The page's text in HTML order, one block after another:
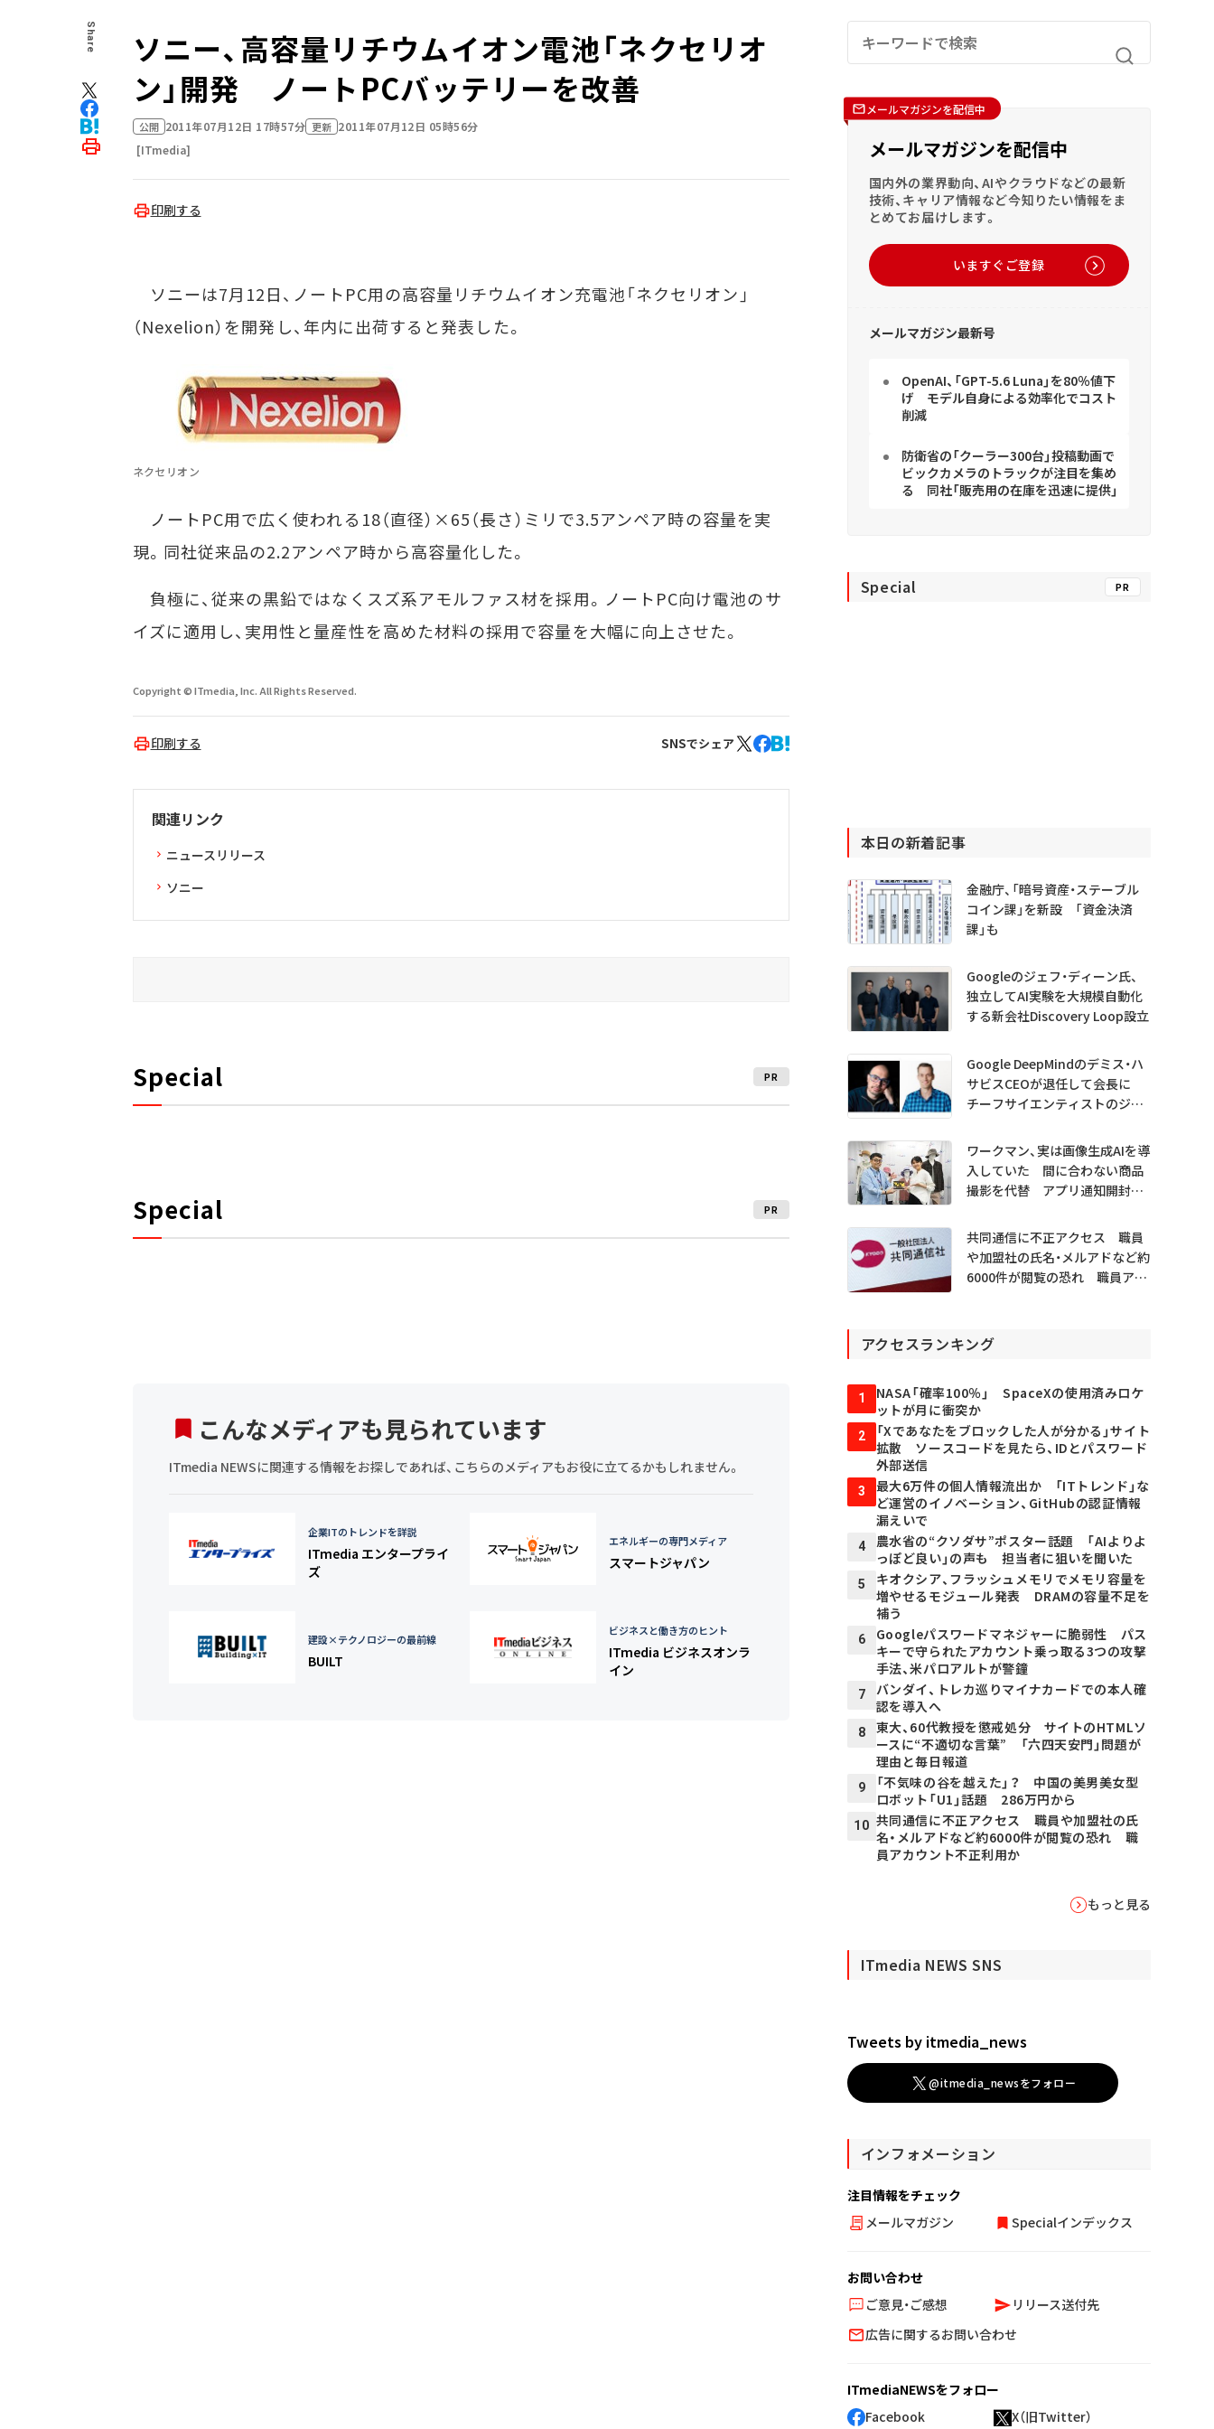
Share
ソニー、高容量リチウムイオン電池「ネクセリオ
ン」開発 ノートPCバッテリーを改善
公開 2011年07月12日 17時57分 更新 2011年07月12日 05時56分
[ITmedia]
印刷する
ソニーは7月12日、ノートPC用の高容量リチウムイオン充電池「ネクセリオン」
（Nexelion）を開発し、年内に出荷すると発表した。
ネクセリオン
ノートPC用で広く使われる18（直径）×65（長さ）ミリで3.5アンペア時の容量を実
現。同社従来品の2.2アンペア時から高容量化した。
負極に、従来の黒鉛ではなくスズ系アモルファス材を採用。ノートPC向け電池のサ
イズに適用し、実用性と量産性を高めた材料の採用で容量を大幅に向上させた。
Copyright © ITmedia, Inc. All Rights Reserved.
印刷する SNSでシェア
関連リンク
ニュースリリース
ソニー
Special PR
Special PR
こんなメディアも見られています
ITmedia NEWSに関連する情報をお探しであれば、こちらのメディアもお役に立てるかもしれません。
企業ITのトレンドを詳説
ITmedia エンタープライ
ズ
エネルギーの専門メディア
スマートジャパン
建設×テクノロジーの最前線
BUILT
ビジネスと働き方のヒント
ITmedia ビジネスオンラ
イン
メールマガジンを配信中
メールマガジンを配信中
国内外の業界動向、AIやクラウドなどの最新
技術、キャリア情報など今知りたい情報をま
とめてお届けします。
いますぐご登録
メールマガジン最新号
OpenAI、「GPT-5.6 Luna」を80％値下
げ モデル自身による効率化でコスト
削減
防衛省の「クーラー300台」投稿動画で
ビックカメラのトラックが注目を集め
る 同社「販売用の在庫を迅速に提供」
Special PR
本日の新着記事
金融庁、「暗号資産・ステーブル
コイン課」を新設 「資金決済
課」も
Googleのジェフ・ディーン氏、
独立してAI実験を大規模自動化
する新会社Discovery Loop設立
Google DeepMindのデミス・ハ
サビスCEOが退任して会長に
チーフサイエンティストのジェ
ワークマン、実は画像生成AIを導
入していた 間に合わない商品
撮影を代替 アプリ通知開封も
共同通信に不正アクセス 職員
や加盟社の氏名・メルアドなど約
6000件が閲覧の恐れ 職員アカ
アクセスランキング
1
NASA「確率100％」 SpaceXの使用済みロケ
ットが月に衝突か
2
「Xであなたをブロックした人が分かる」サイト
拡散 ソースコードを見たら、IDとパスワード
外部送信
3
最大6万件の個人情報流出か 「ITトレンド」な
ど運営のイノベーション、GitHubの認証情報
漏えいで
4
農水省の“クソダサ”ポスター話題 「AIよりよ
っぽど良い」の声も 担当者に狙いを聞いた
5
キオクシア、フラッシュメモリでメモリ容量を
増やせるモジュール発表 DRAMの容量不足を
補う
6
Googleパスワードマネジャーに脆弱性 パス
キーで守られたアカウント乗っ取る3つの攻撃
手法、米パロアルトが警鐘
7
バンダイ、トレカ巡りマイナカードでの本人確
認を導入へ
8
東大、60代教授を懲戒処分 サイトのHTMLソ
ースに“不適切な言葉” 「六四天安門」問題が
理由と毎日報道
9
「不気味の谷を越えた」？ 中国の美男美女型
ロボット「U1」話題 286万円から
10 共同通信に不正アクセス 職員や加盟社の氏
名・メルアドなど約6000件が閲覧の恐れ 職
員アカウント不正利用か
もっと見る
ITmedia NEWS SNS
Tweets by itmedia_news
@itmedia_newsをフォロー
インフォメーション
注目情報をチェック
メールマガジン
Specialインデックス
お問い合わせ
ご意見・ご感想
リリース送付先
広告に関するお問い合わせ
ITmediaNEWSをフォロー
Facebook
X（旧Twitter）